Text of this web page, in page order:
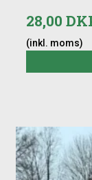
28,00
(inkl. moms)